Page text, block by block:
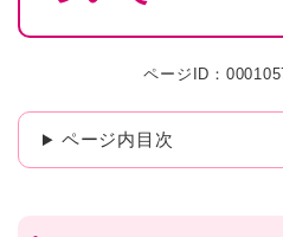
ページID：
ページ内目次